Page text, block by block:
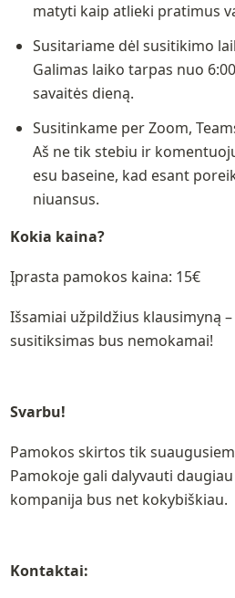
matyti kaip atlieki pratimus
Susitariame dėl susitikimo
Galimas laiko tarpas nuo
savaitės dieną.
Susitinkame per Zoom,
Aš ne tik stebiu ir
esu baseine, kad esant
niuansus.
Kokia kaina?
Įprasta pamokos kaina: 15€
Išsamiai užpildžius klausimyną
susitiksimas bus nemokamai!
Svarbu!
Pamokos skirtos tik
Pamokoje gali dalyvauti
kompanija bus net kokybiškiau.
Kontaktai: